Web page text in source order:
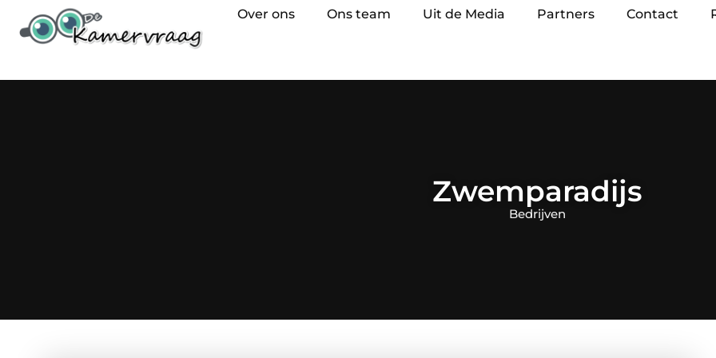
Over ons Ons team Uit de Media Partners Contact
Zwemparadijs
Bedrijven